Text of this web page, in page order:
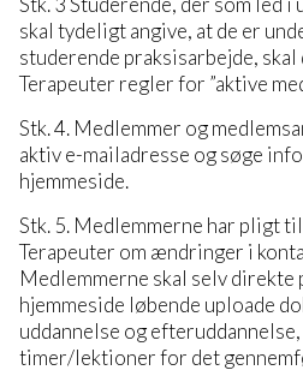
skal tydeligt angive, at de er
studerende praksisarbejde,
Terapeuter regler for ”aktive
Stk. 4. Medlemmer og
aktiv e-mailadresse og søge
hjemmeside.
Stk. 5. Medlemmerne har pligt
Terapeuter om ændringer i
Medlemmerne skal selv direkte
hjemmeside løbende uploade
uddannelse og
timer/lektioner for det